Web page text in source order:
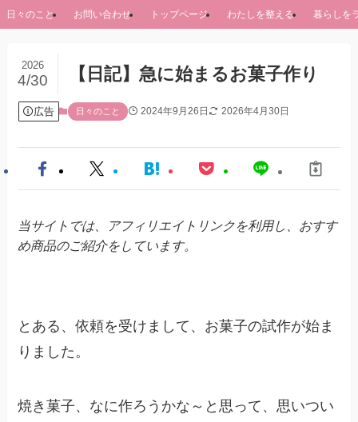
日々のこと お問い合わせ トップページ わたしを整える 暮らしを
【日記】急に始まるお菓子作り
2026
4/30
広告 日々のこと 2024年9月26日 2026年4月30日
当サイトでは、アフィリエイトリンクを利用し、おすす
め商品のご紹介をしています。
とある、依頼を受けまして、お菓子の試作が始ま
りました。
焼き菓子、なに作ろうかな～と思って、思いつい